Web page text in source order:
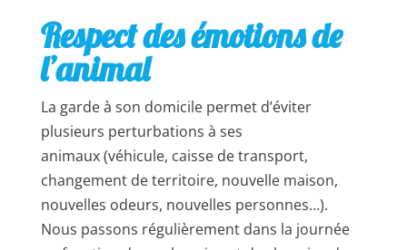
Respect des émotions de
l’animal
La garde à son domicile permet d’éviter
plusieurs perturbations à ses
animaux(véhicule, caisse de transport,
changement de territoire, nouvelle maison,
nouvelles odeurs, nouvelles personnes…).
Nous passons régulièrement dans la journée